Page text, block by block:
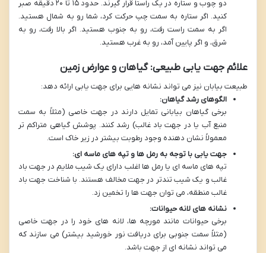
دو چوب و ستاره در یک راستا قرار گیرند. حدود ۱۵ تا ۲۰ دقیقه صبر
کنید. اگر ستاره به سمت چپ حرکت کرد، شما رو به شمال هستید.
اگر به سمت راست رفت، رو به جنوب هستید. اگر بالا رفت، رو به
شرق، و اگر پایین آمد، رو به غرب هستید.
علائم جهت یابی طبیعی: گیاهان و عوارض زمین
طبیعت بیابان نیز می تواند نشانه هایی برای جهت یابی ارائه دهد:
الگوهای رشد گیاهان:
برخی گیاهان بیابانی تمایل دارند در جهت خاصی (مثلاً به سمت
منبع آب یا در جهت باد غالب) رشد کنند. پوشش گیاهی متراکم تر
معمولاً نشان دهنده وجود رطوبت بیشتر در زیر خاک است.
جهت یابی با توجه به رمل ها و تپه های ماسه ای:
تپه های ماسه ای یا رمل ها اغلب دارای یک شیب ملایم در جهت باد
غالب و یک شیب تندتر در جهت مخالف هستند. با شناخت جهت باد
غالب منطقه، می توان جهت ها را تخمین زد.
نشانه های لانه حیوانات:
برخی حیوانات مانند مورچه ها، لانه های خود را در جهت خاصی
(مثلاً سمت جنوبی برای دریافت نور خورشید بیشتر) می سازند که
می تواند نشانه ای از جهت باشد.